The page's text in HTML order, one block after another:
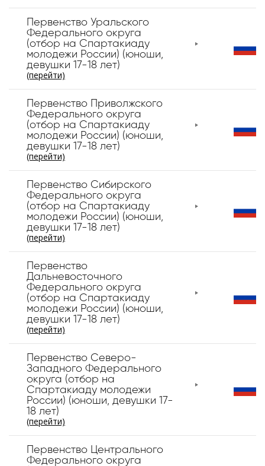
Первенство Уральского
Федерального округа
(отбор на Спартакиаду
молодежи России) (юноши,
девушки 17-18 лет)
(перейти)
Первенство Приволжского
Федерального округа
(отбор на Спартакиаду
молодежи России) (юноши,
девушки 17-18 лет)
(перейти)
Первенство Сибирского
Федерального округа
(отбор на Спартакиаду
молодежи России) (юноши,
девушки 17-18 лет)
(перейти)
Первенство
Дальневосточного
Федерального округа
(отбор на Спартакиаду
молодежи России) (юноши,
девушки 17-18 лет)
(перейти)
Первенство Северо-
Западного Федерального
округа (отбор на
Спартакиаду молодежи
России) (юноши, девушки 17-
18 лет)
(перейти)
Первенство Центрального
Федерального округа